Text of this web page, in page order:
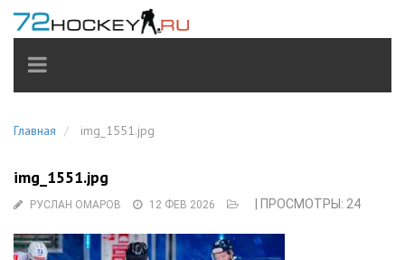
TOGGLE
NAVIGATION
Главная img_1551.jpg
img_1551.jpg
РУСЛАН ОМАРОВ 12 ФЕВ 2026 | ПРОСМОТРЫ: 24